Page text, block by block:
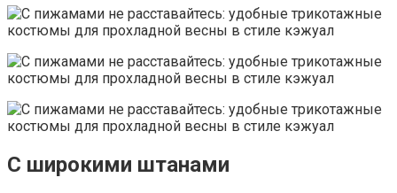
С широкими штанами